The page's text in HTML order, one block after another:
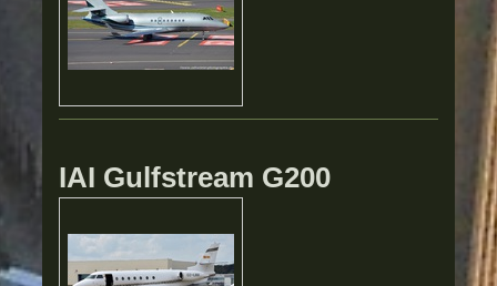
IAI Gulfstream G200